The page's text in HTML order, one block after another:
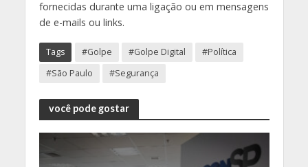
fornecidas durante uma ligação ou em mensagens
de e-mails ou links.
Tags #Golpe #Golpe Digital
#Política
#São Paulo
#Segurança
você pode gostar